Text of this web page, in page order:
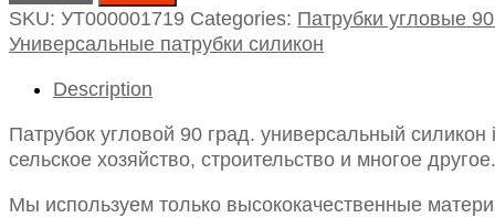
град.
универсальный
id75х200х200
quantity
SKU: УТ000001719 Categories: Патрубки угловые
Универсальные патрубки силикон
Description
Патрубок угловой 90 град. универсальный
сельское хозяйство, строительство и многое
Мы используем только высококачественные